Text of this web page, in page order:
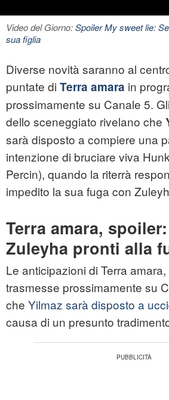
Video del Giorno:Spoiler My sweet lie:
sua figlia
Diverse novità saranno al
puntate di Terra amara in
prossimamente su Canale 5.
dello sceneggiato rivelano che
sarà disposto a compiere una
intenzione di bruciare viva
Percin), quando la riterrà
impedito la sua fuga con
Terra amara,
Zuleyha pronti alla
Le anticipazioni di Terra
trasmesse prossimamente su
che Yilmaz sarà disposto a
causa di un presunto